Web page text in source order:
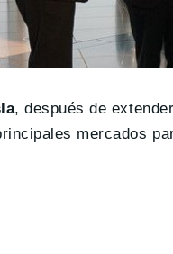
, después de
mercados